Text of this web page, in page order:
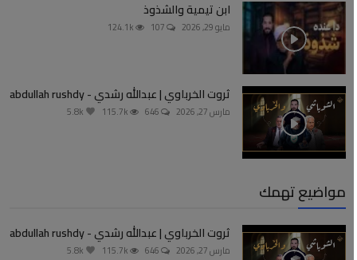
ابن تيمية والشذوذ
مايو 29, 2026 107
124.1k
ثروت الخرباوي | عبدالله رشدي - abdullah rushdy
مارس 27, 2026 646
115.7k
5.8k
مواضيع تهمك
ثروت الخرباوي | عبدالله رشدي - abdullah rushdy
مارس 27, 2026 646
115.7k
5.8k